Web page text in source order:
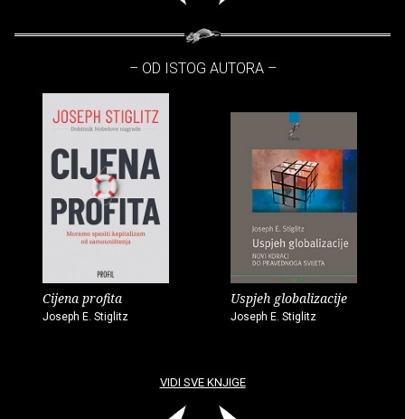
– OD ISTOG AUTORA –
Cijena profita
Joseph E. Stiglitz
Uspjeh globalizacije
Joseph E. Stiglitz
VIDI SVE KNJIGE